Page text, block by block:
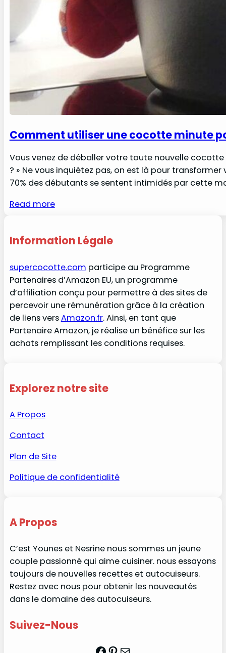
Comment utiliser une cocotte minute
Vous venez de déballer votre toute nouvelle
? » Ne vous inquiétez pas, on est là pour
70% des débutants se sentent intimidés par cette
Read more
Information Légale
supercocotte.com participe au Programme
Partenaires d’Amazon EU, un programme
d’affiliation conçu pour permettre à des sites de
percevoir une rémunération grâce à la création
de liens versAmazon.fr. Ainsi, en tant que
Partenaire Amazon, je réalise un bénéfice sur les
achats remplissant les conditions requises.
Explorez notre site
A Propos
Contact
Plan de Site
Politique de confidentialité
A Propos
C’est Younes et Nesrine nous sommes un jeune
couple passionné qui aime cuisiner. nous essayons
toujours de nouvelles recettes et autocuiseurs.
Restez avec nous pour obtenir les nouveautés
dans le domaine des autocuiseurs.
Suivez-Nous